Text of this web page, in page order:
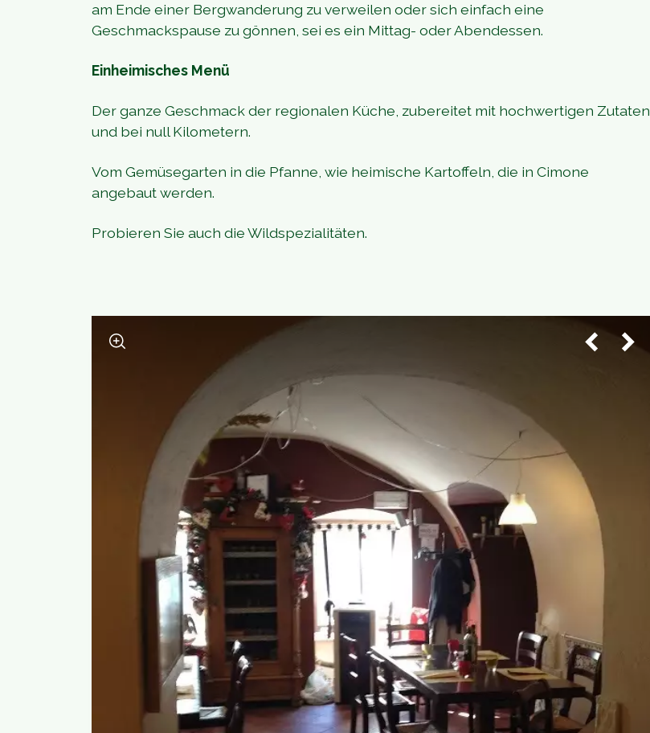
am Ende einer Bergwanderung zu verweilen oder sich einfach eine
Geschmackspause zu gönnen, sei es ein Mittag- oder Abendessen.
Einheimisches Menü
Der ganze Geschmack der regionalen Küche, zubereitet mit hochwertigen Zutaten
und bei null Kilometern.
Vom Gemüsegarten in die Pfanne, wie heimische Kartoffeln, die in Cimone
angebaut werden.
Probieren Sie auch die Wildspezialitäten.